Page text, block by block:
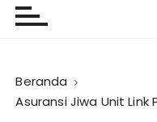
Beranda
Asuransi Jiwa Unit Link